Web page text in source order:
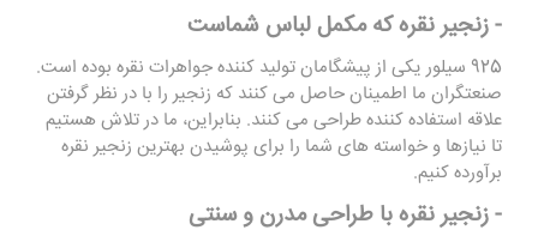
- زنجیر نقره که مکمل لباس شماست
925 سیلور یکی از پیشگامان تولید کننده جواهرات نقره بوده است.
صنعتگران ما اطمینان حاصل می کنند که زنجیر را با در نظر گرفتن
علاقه استفاده کننده طراحی می کنند. بنابراین، ما در تلاش هستیم
تا نیازها و خواسته های شما را برای پوشیدن بهترین زنجیر نقره
برآورده کنیم.
- زنجیر نقره با طراحی مدرن و سنتی